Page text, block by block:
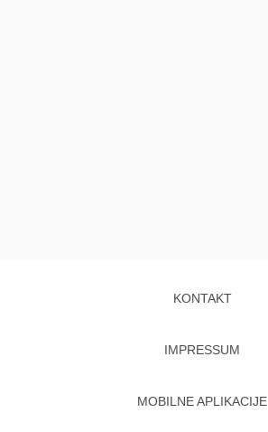
KONTAKT
IMPRESSUM
MOBILNE APLIKACIJE